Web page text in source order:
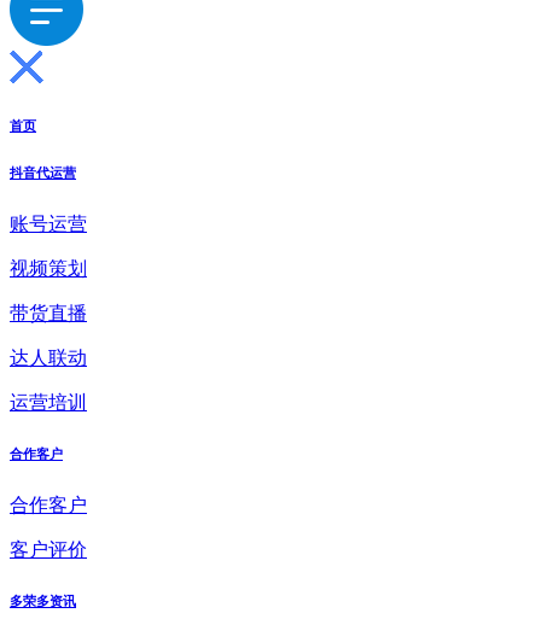
首页
抖音代运营
账号运营
视频策划
带货直播
达人联动
运营培训
合作客户
合作客户
客户评价
多荣多资讯